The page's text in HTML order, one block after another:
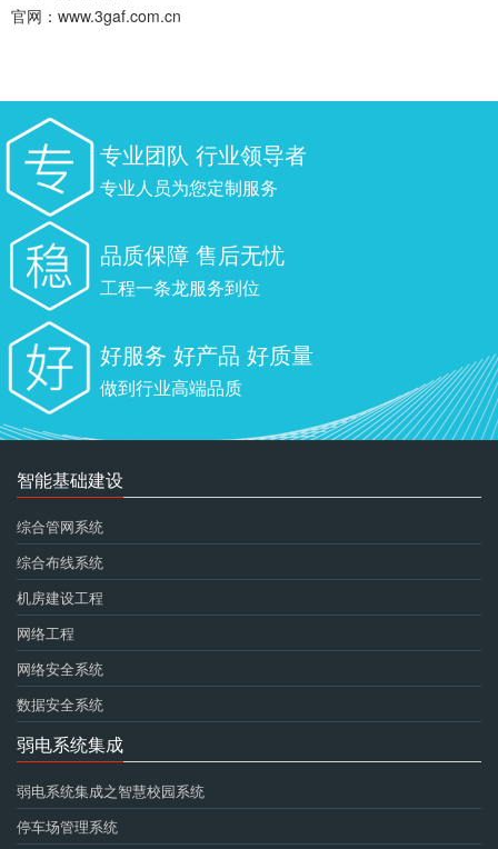
官网：www.3gaf.com.cn
专业团队 行业领导者
专业人员为您定制服务
品质保障 售后无忧
工程一条龙服务到位
好服务 好产品 好质量
做到行业高端品质
智能基础建设
综合管网系统
综合布线系统
机房建设工程
网络工程
网络安全系统
数据安全系统
弱电系统集成
弱电系统集成之智慧校园系统
停车场管理系统